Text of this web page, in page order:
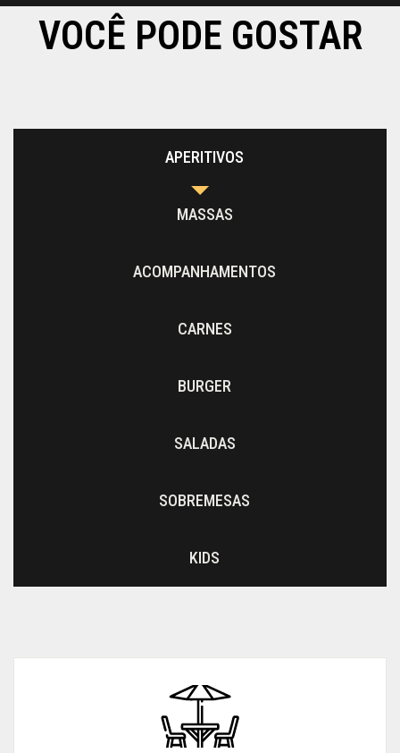
VOCÊ PODE GOSTAR
APERITIVOS
MASSAS
ACOMPANHAMENTOS
CARNES
BURGER
SALADAS
SOBREMESAS
KIDS